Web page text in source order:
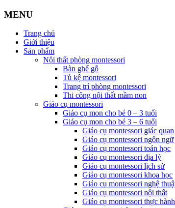
MENU
Trang chủ
Giới thiệu
Sản phẩm
Nội thất phòng montessori
Bàn ghế gỗ
Tủ kệ montessori
Trang trí phòng montessori
Thi công nội thất mầm non
Giáo cụ montessori
Giáo cụ mon cho bé 0 – 3 tuổi
Giáo cụ mon cho bé 3 – 6 tuổi
Giáo cụ montessori giác quan
Giáo cụ montessori ngôn ngữ
Giáo cụ montessori toán học
Giáo cụ montessori địa lý
Giáo cụ montessori lịch sử
Giáo cụ montessori khoa học
Giáo cụ montessori nghệ
Giáo cụ montessori nội thất
Giáo cụ montessori thực